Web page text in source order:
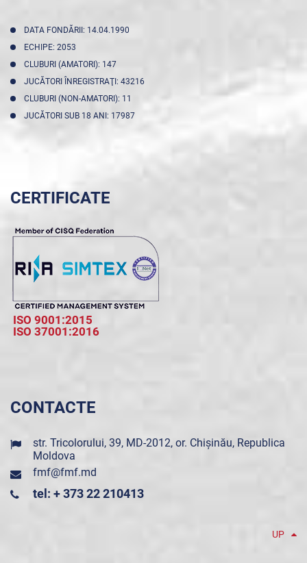
DATA FONDĂRII: 14.04.1990
ECHIPE: 2053
CLUBURI (AMATORI): 147
JUCĂTORI ÎNREGISTRAŢI: 43216
CLUBURI (NON-AMATORI): 11
JUCĂTORI SUB 18 ANI: 17987
CERTIFICATE
ISO 9001:2015
ISO 37001:2016
CONTACTE
str. Tricolorului, 39, MD-2012, or. Chișinău, Republica
Moldova
fmf@fmf.md
tel: + 373 22 210413
UP